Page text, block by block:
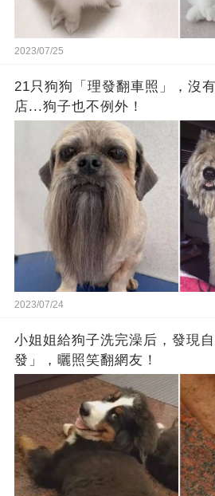
2023/07/25
21只狗狗「理發翻車照」，沒
店...狗子也不例外！
2023/07/24
小姐姐給狗子洗完澡后，發現
發」，曬照笑翻網友！